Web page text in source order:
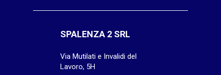
SPALENZA 2 SRL
Via Mutilati e Invalidi del
Lavoro, 5H